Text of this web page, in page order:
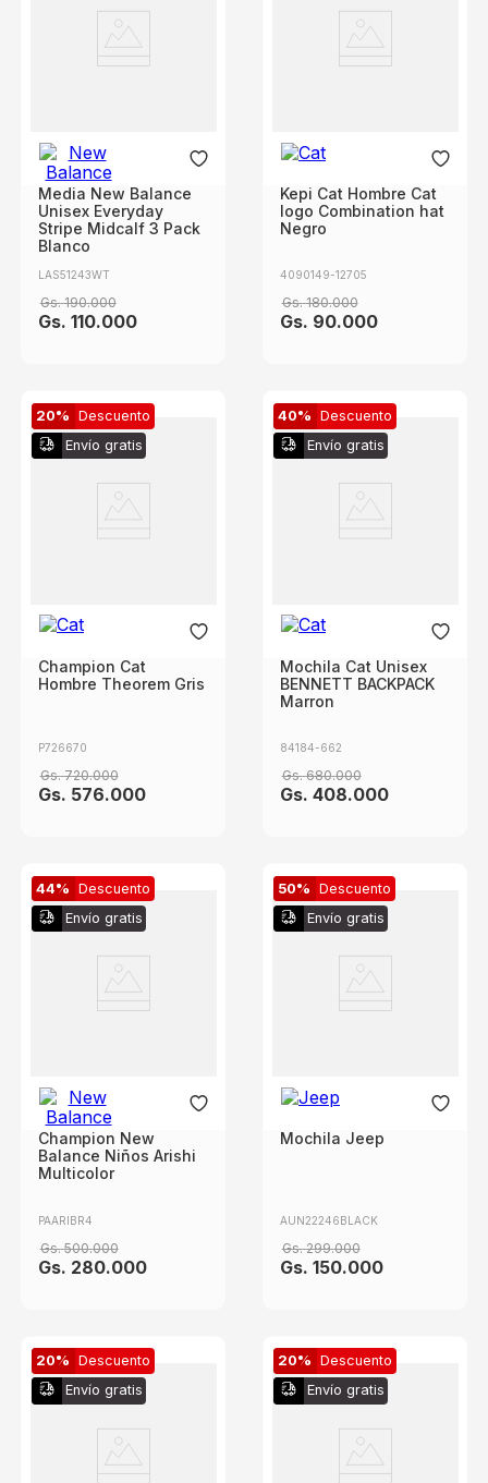
Media New Balance
Unisex Everyday
Stripe Midcalf 3 Pack
Blanco
LAS51243WT
Gs. 190.000
Gs. 110.000
Kepi Cat Hombre Cat
logo Combination hat
Negro
4090149-12705
Gs. 180.000
Gs. 90.000
20%
Descuento
Envío gratis
Champion Cat
Hombre Theorem Gris
P726670
Gs. 720.000
Gs. 576.000
40%
Descuento
Envío gratis
Mochila Cat Unisex
BENNETT BACKPACK
Marron
84184-662
Gs. 680.000
Gs. 408.000
44%
Descuento
Envío gratis
Champion New
Balance Niños Arishi
Multicolor
PAARIBR4
Gs. 500.000
Gs. 280.000
50%
Descuento
Envío gratis
Mochila Jeep
AUN22246BLACK
Gs. 299.000
Gs. 150.000
20%
Descuento
Envío gratis
20%
Descuento
Envío gratis